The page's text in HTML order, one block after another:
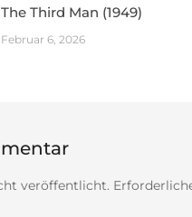
The Third Man (1949)
Februar 6, 2026
veröffentlicht.